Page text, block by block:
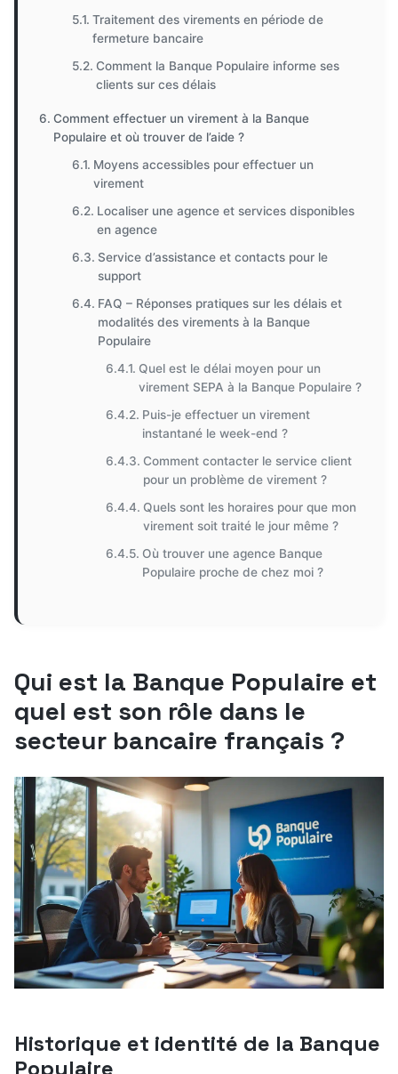
Traitement des virements en période de
fermeture bancaire
Comment la Banque Populaire informe ses
clients sur ces délais
Comment effectuer un virement à la Banque
Populaire et où trouver de l’aide ?
Moyens accessibles pour effectuer un
virement
Localiser une agence et services disponibles
en agence
Service d’assistance et contacts pour le
support
FAQ – Réponses pratiques sur les délais et
modalités des virements à la Banque
Populaire
Quel est le délai moyen pour un
virement SEPA à la Banque Populaire ?
Puis-je effectuer un virement
instantané le week-end ?
Comment contacter le service client
pour un problème de virement ?
Quels sont les horaires pour que mon
virement soit traité le jour même ?
Où trouver une agence Banque
Populaire proche de chez moi ?
Qui est la Banque Populaire et
quel est son rôle dans le
secteur bancaire français ?
Historique et identité de la Banque
Populaire